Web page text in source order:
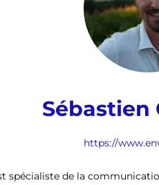
Sébastien
https://
spécialiste de la